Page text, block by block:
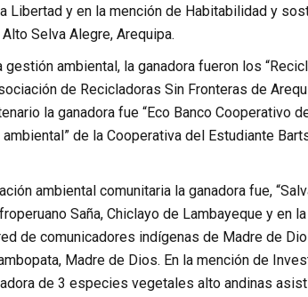
Libertad y en la mención de Habitabilidad y
Selva Alegre, Arequipa.
ambiental, la ganadora fueron los
de Recicladoras Sin Fronteras de
la ganadora fue “Eco Banco Cooperativo
de la Cooperativa del Estudiante
ambiental comunitaria la ganadora fue,
Saña, Chiclayo de Lambayeque y en
de comunicadores indígenas de Madre de
Madre de Dios. En la mención de
de 3 especies vegetales alto andinas